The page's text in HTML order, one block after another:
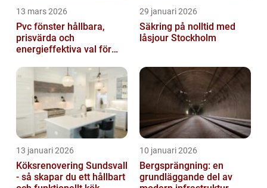
13 mars 2026
Pvc fönster hållbara,
prisvärda och
energieffektiva val för
29 januari 2026
Säkring på nolltid med
låsjour Stockholm
13 januari 2026
Köksrenovering Sundsvall
- så skapar du ett hållbart
10 januari 2026
Bergsprängning: en
grundläggande del av